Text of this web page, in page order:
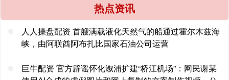
热点资讯
人人操盘配资 首艘满载液化天然气的船通过霍尔木兹海
峡，由阿联酋阿布扎比国家石油公司运营
巨牛配资 官方辟谣怀化溆浦扩建“桥江机场”：网民谢某